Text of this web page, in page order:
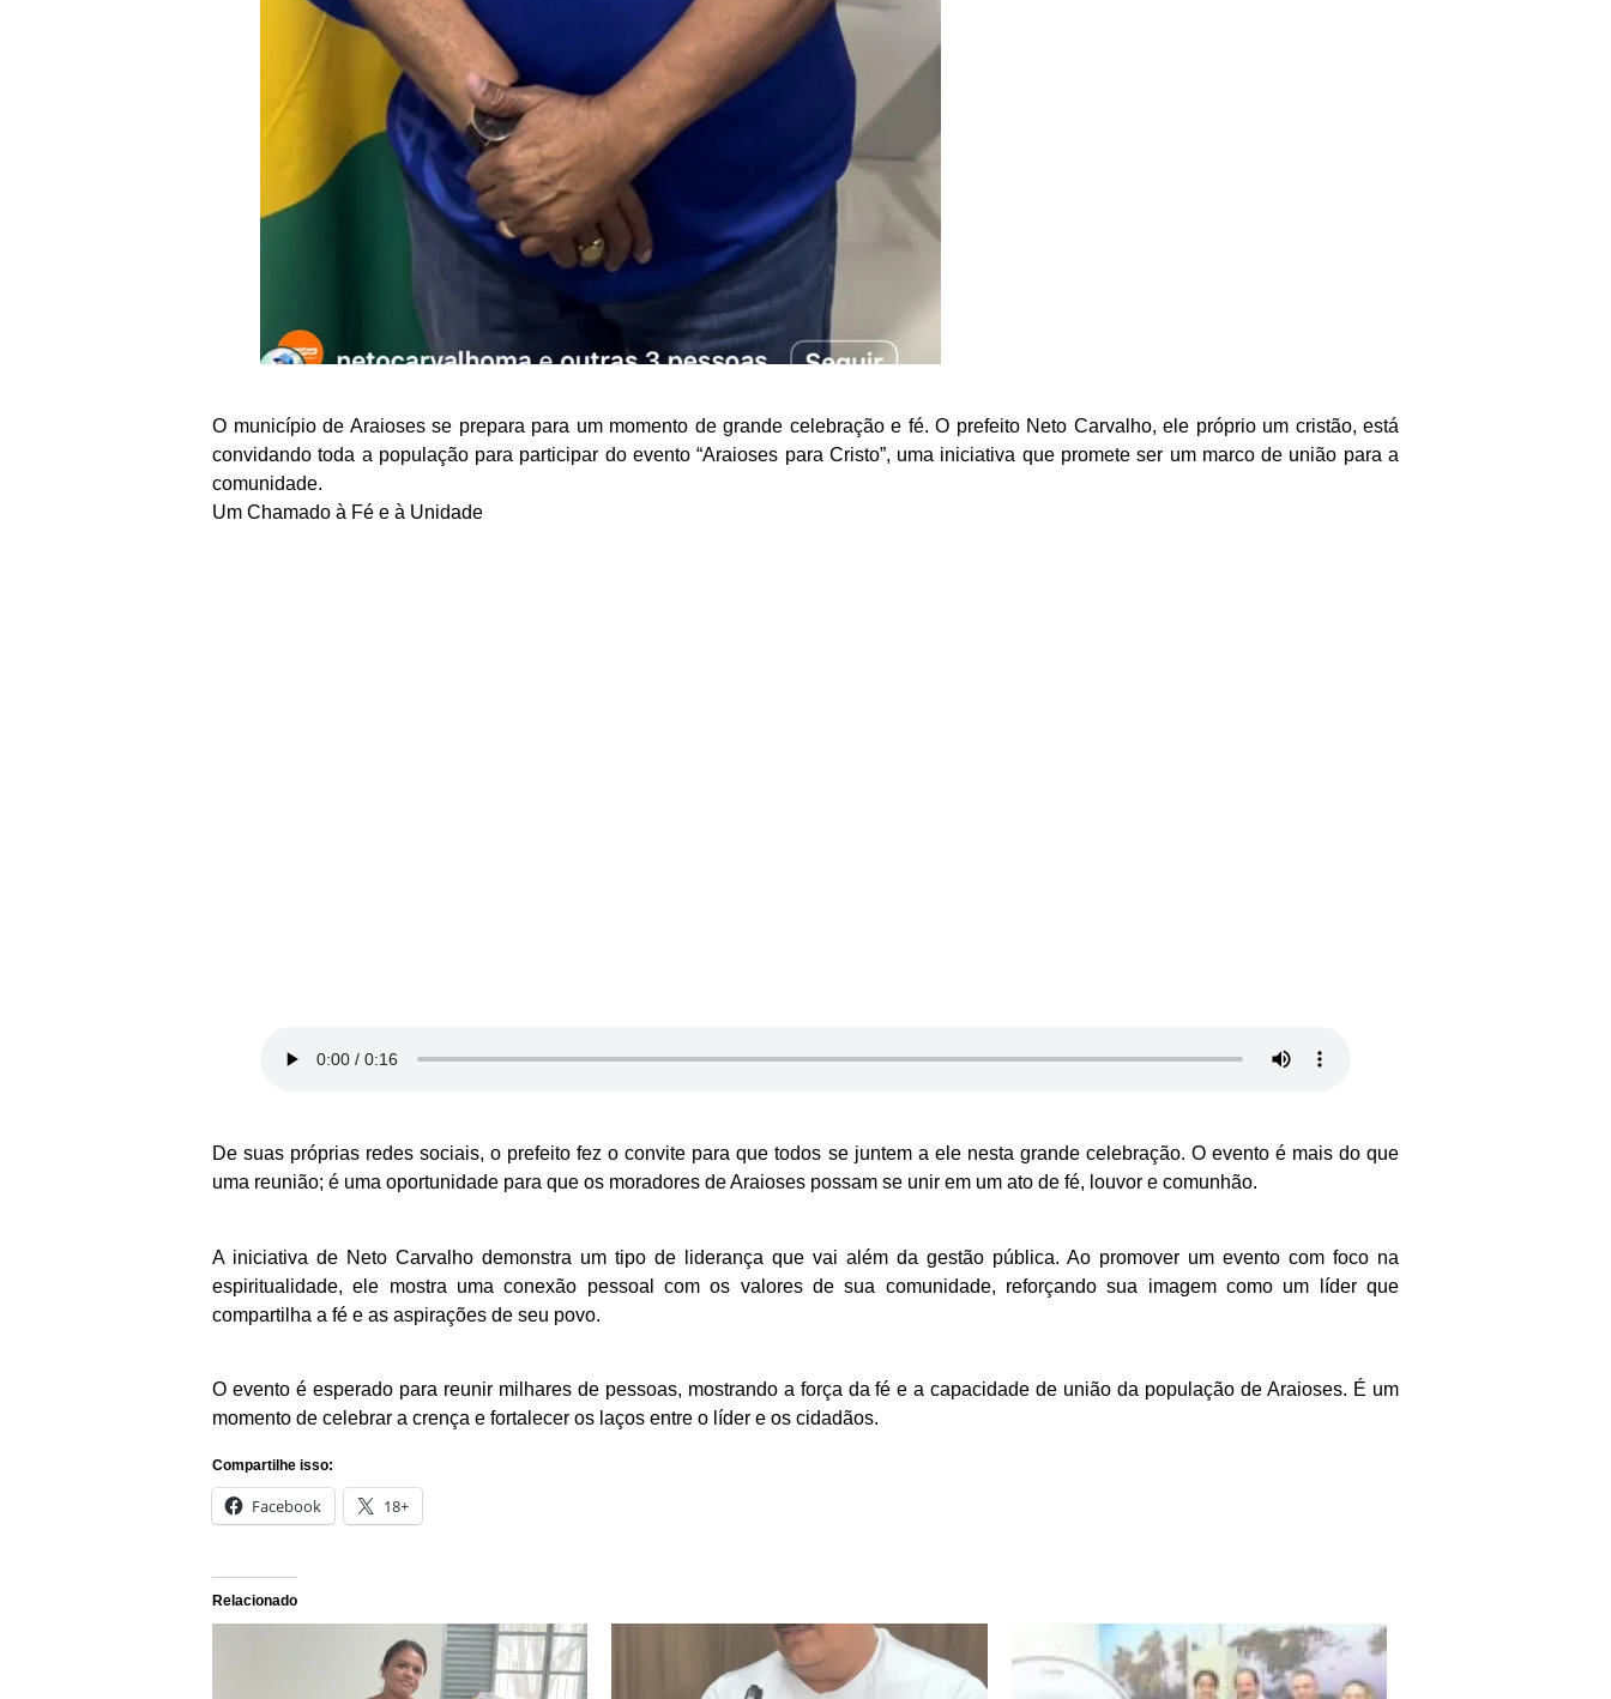
O município de Araioses se prepara para um momento de grande celebração e fé. O prefeito Neto Carvalho, ele próprio um cristão, está
convidando toda a população para participar do evento “Araioses para Cristo”, uma iniciativa que promete ser um marco de união para a
comunidade.
Um Chamado à Fé e à Unidade
De suas próprias redes sociais, o prefeito fez o convite para que todos se juntem a ele nesta grande celebração. O evento é mais do que
uma reunião; é uma oportunidade para que os moradores de Araioses possam se unir em um ato de fé, louvor e comunhão.
A iniciativa de Neto Carvalho demonstra um tipo de liderança que vai além da gestão pública. Ao promover um evento com foco na
espiritualidade, ele mostra uma conexão pessoal com os valores de sua comunidade, reforçando sua imagem como um líder que
compartilha a fé e as aspirações de seu povo.
O evento é esperado para reunir milhares de pessoas, mostrando a força da fé e a capacidade de união da população de Araioses. É um
momento de celebrar a crença e fortalecer os laços entre o líder e os cidadãos.
Compartilhe isso:
Facebook 18+
Relacionado